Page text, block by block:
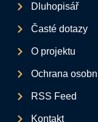
Dluhopisář
Časté dotazy
O projektu
Ochrana
RSS Feed
Kontakt